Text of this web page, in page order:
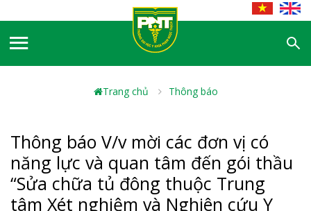
Trang chủ Thông báo
Thông báo V/v mời các đơn vị có
năng lực và quan tâm đến gói thầu
“Sửa chữa tủ đông thuộc Trung
tâm Xét nghiệm và Nghiên cứu Y